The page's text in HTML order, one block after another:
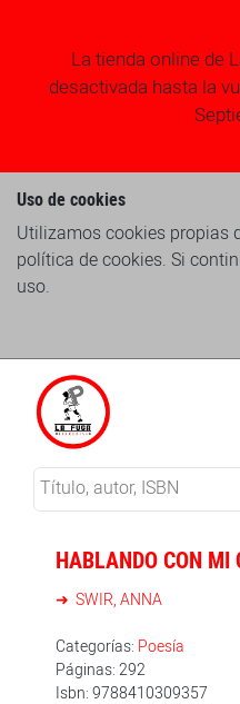
La tienda online de
desactivada hasta la
Uso de cookies
Utilizamos cookies propias
política de cookies. Si
uso.
HABLANDO CON MI
SWIR, ANNA
Categorías: Poesía
Páginas: 292
Isbn: 9788410309357